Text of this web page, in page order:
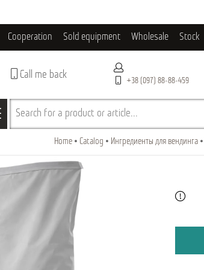
Cooperation Sold equipment Wholesale Stock
Call me back
+38 (097) 88-88-459
Search for a product or article...
Home Catalog Ингредиенты для вендинга